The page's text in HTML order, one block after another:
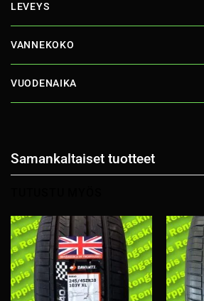
LEVEYS
VANNEKOKO
VUODENAIKA
Samankaltaiset tuotteet